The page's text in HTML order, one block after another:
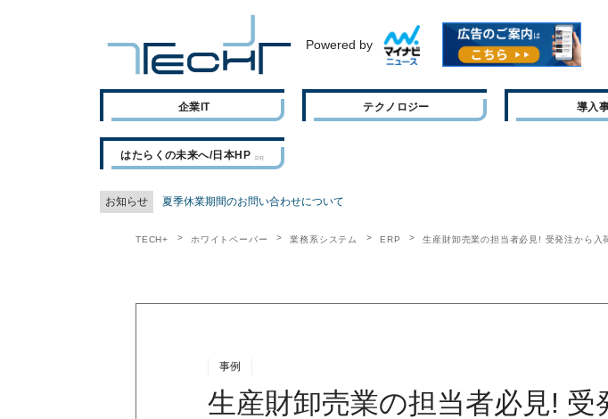
Powered by
企業IT テクノロジー 導入
はたらくの未来へ/日本HP
お知らせ 夏季休業期間のお問い合わせについて
TECH+ ホワイトペーパー 業務系システム ERP 生産財卸売業の担当者必見! 受発注から入
事例
生産財卸売業の担当者必見! 受